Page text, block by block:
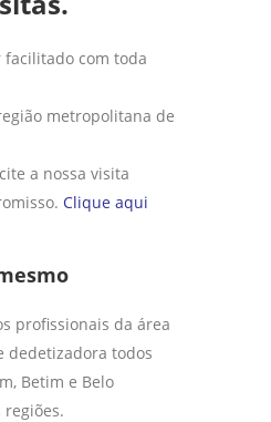
facilitado com toda
metropolitana de
a nossa visita
Clique aqui
profissionais da área
dedetizadora todos
Betim e Belo
regiões.